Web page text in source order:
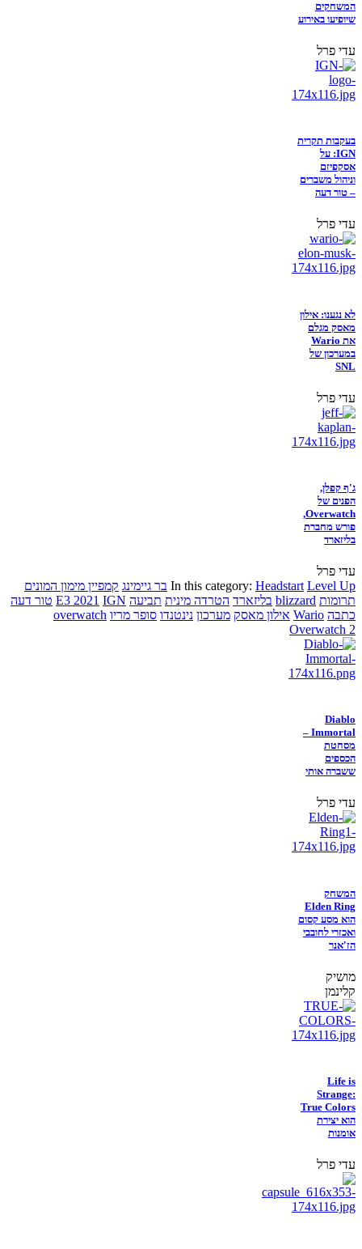
המשחקים
שיופיעו באירוע
עדי פרל
בעקבות תקרית
IGN: על
אסקפיזם
וניהול משברים
– טור דעה
עדי פרל
לא נגענו: אילון
מאסק מגלם
את Wario
במערכון של
SNL
עדי פרל
ג'ף קפלן,
הפנים של
Overwatch,
פורש מחברת
בליזארד
עדי פרל
In this category: Headstart Level Up בר גיימינג קמפיין מימון המונים
תרומות blizzard בליזארד הטרדה מינית תביעה E3 2021 IGN
טור דעה
כתבה Wario אילון מאסק מערכון נינטנדו סופר מריו overwatch
Overwatch 2
Diablo
Immortal –
מסחטת
הכספים
ששברה אותי
עדי פרל
המשחק
Elden Ring
הוא מסע קסום
ואכזרי לחובבי
הז'אנר
מושיק
קלינמן
Life is
Strange:
True Colors
הוא יצירת
אומנות
עדי פרל